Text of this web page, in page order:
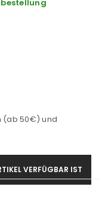
(ab 50€) und
VERFÜGBAR IST